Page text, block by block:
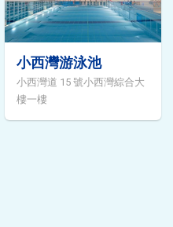
小西灣游泳池
小西灣道 15 號小西灣綜合大
樓一樓